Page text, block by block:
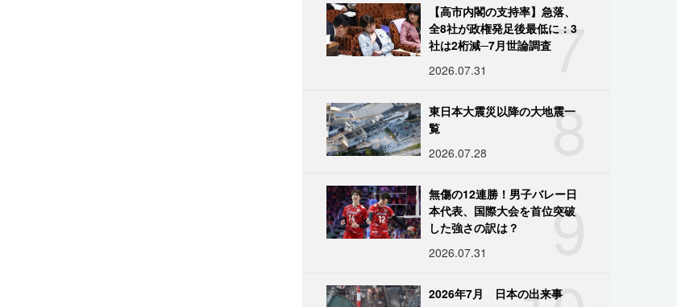
7
【高市内閣の支持率】急落、
全8社が政権発足後最低に：3
社は2桁減─7月世論調査
2026.07.31
8
東日本大震災以降の大地震一
覧
2026.07.28
9
無傷の12連勝！男子バレー日
本代表、国際大会を首位突破
した強さの訳は？
2026.07.31
2026年7月 日本の出来事